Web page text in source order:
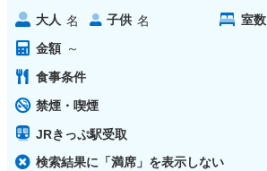
大人 名 子供 名 室数
金額 ～
食事条件
禁煙・喫煙
JRきっぷ駅受取
検索結果に「満席」を表示しない